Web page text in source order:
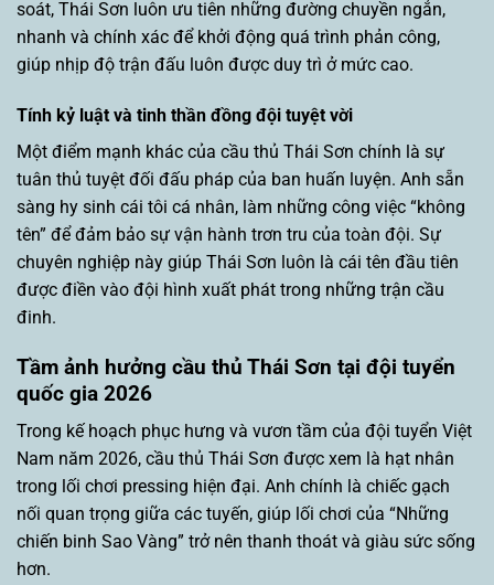
soát, Thái Sơn luôn ưu tiên những đường chuyền ngắn,
nhanh và chính xác để khởi động quá trình phản công,
giúp nhịp độ trận đấu luôn được duy trì ở mức cao.
Tính kỷ luật và tinh thần đồng đội tuyệt vời
Một điểm mạnh khác của cầu thủ Thái Sơn chính là sự
tuân thủ tuyệt đối đấu pháp của ban huấn luyện. Anh sẵn
sàng hy sinh cái tôi cá nhân, làm những công việc “không
tên” để đảm bảo sự vận hành trơn tru của toàn đội. Sự
chuyên nghiệp này giúp Thái Sơn luôn là cái tên đầu tiên
được điền vào đội hình xuất phát trong những trận cầu
đinh.
Tầm ảnh hưởng cầu thủ Thái Sơn tại đội tuyển
quốc gia 2026
Trong kế hoạch phục hưng và vươn tầm của đội tuyển Việt
Nam năm 2026, cầu thủ Thái Sơn được xem là hạt nhân
trong lối chơi pressing hiện đại. Anh chính là chiếc gạch
nối quan trọng giữa các tuyến, giúp lối chơi của “Những
chiến binh Sao Vàng” trở nên thanh thoát và giàu sức sống
hơn.